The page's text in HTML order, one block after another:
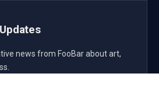
news from FooBar about art,